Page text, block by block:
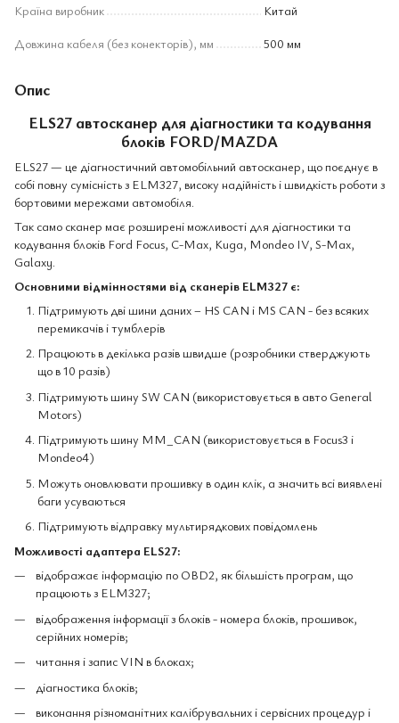
Країна виробник
Китай
Довжина кабеля (без конекторів), мм
500 мм
Опис
ELS27 автосканер для діагностики та кодування
блоків FORD/MAZDA
ELS27 — це діагностичний автомобільний автосканер, що поєднує в
собі повну сумісність з ELM327, високу надійність і швидкість роботи з
бортовими мережами автомобіля.
Так само сканер має розширені можливості для діагностики та
кодування блоків Ford Focus, C-Max, Kuga, Mondeo IV, S-Max,
Galaxy.
Основними відмінностями від сканерів ELM327 є:
Підтримують дві шини даних – HS CAN і MS CAN - без всяких
перемикачів і тумблерів
Працюють в декілька разів швидше (розробники стверджують
що в 10 разів)
Підтримують шину SW CAN (використовується в авто General
Motors)
Підтримують шину MM_CAN (використовується в Focus3 і
Mondeo4)
Можуть оновлювати прошивку в один клік, а значить всі виявлені
баги усуваються
Підтримують відправку мультирядкових повідомлень
Можливості адаптера ELS27:
відображає інформацію по OBD2, як більшість програм, що
працюють з ELM327;
відображення інформації з блоків - номера блоків, прошивок,
серійних номерів;
читання і запис VIN в блоках;
діагностика блоків;
виконання різноманітних калібрувальних і сервісних процедур і